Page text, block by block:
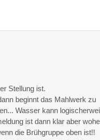
Stellung ist.
beginnt das Mahlwerk zu
Wasser kann
ist dann klar aber
die Brühgruppe oben ist!!